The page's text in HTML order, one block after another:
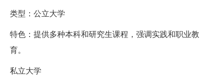
类型：公立大学
特色：提供多种本科和研究生课程，强调实践和职业教
育。
私立大学